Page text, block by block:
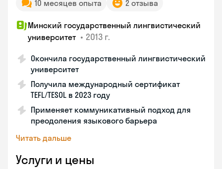
10 месяцев опыта 2 отзыва
Минский государственный лингвистический
университет • 2013 г.
Окончила государственный лингвистический
университет
Получила международный сертификат
TEFL/TESOL в 2023 году
Применяет коммуникативный подход для
преодоления языкового барьера
Читать дальше
Услуги и цены